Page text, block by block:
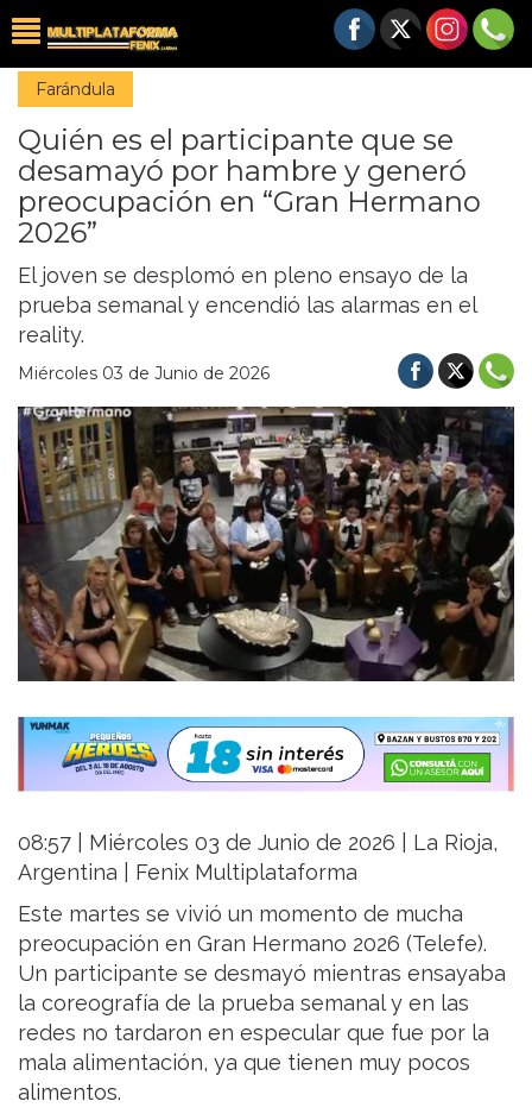
Farándula
Quién es el participante que se
desamayó por hambre y generó
preocupación en “Gran Hermano
2026”
El joven se desplomó en pleno ensayo de la
prueba semanal y encendió las alarmas en el
reality.
Miércoles 03 de Junio de 2026
08:57 | Miércoles 03 de Junio de 2026 | La Rioja,
Argentina | Fenix Multiplataforma
Este martes se vivió un momento de mucha
preocupación en Gran Hermano 2026 (Telefe).
Un participante se desmayó mientras ensayaba
la coreografía de la prueba semanal y en las
redes no tardaron en especular que fue por la
mala alimentación, ya que tienen muy pocos
alimentos.